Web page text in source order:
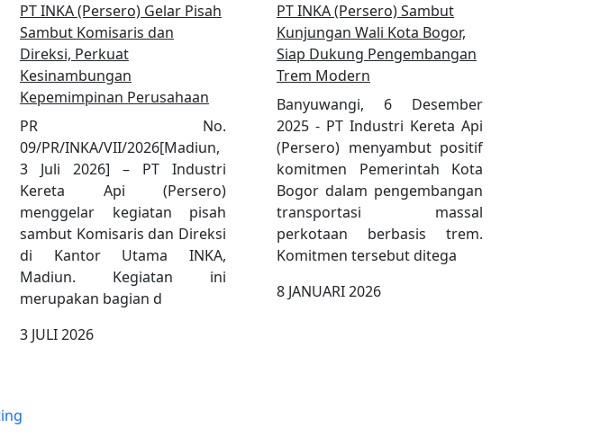
PT INKA (Persero) Gelar Pisah
Sambut Komisaris dan
Direksi, Perkuat
Kesinambungan
Kepemimpinan Perusahaan
PR No.
09/PR/INKA/VII/2026[Madiun,
3 Juli 2026] – PT Industri
Kereta Api (Persero)
menggelar kegiatan pisah
sambut Komisaris dan Direksi
di Kantor Utama INKA,
Madiun. Kegiatan ini
merupakan bagian d
3 JULI 2026
PT INKA (Persero) Sambut
Kunjungan Wali Kota Bogor,
Siap Dukung Pengembangan
Trem Modern
Banyuwangi, 6 Desember
2025 - PT Industri Kereta Api
(Persero) menyambut positif
komitmen Pemerintah Kota
Bogor dalam pengembangan
transportasi massal
perkotaan berbasis trem.
Komitmen tersebut ditega
8 JANUARI 2026